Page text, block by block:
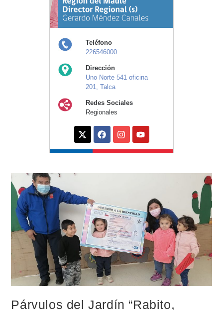
Teléfono
226546000
Dirección
Uno Norte 541 oficina
201, Talca
Redes Sociales
Regionales
Párvulos del Jardín “Rabito,